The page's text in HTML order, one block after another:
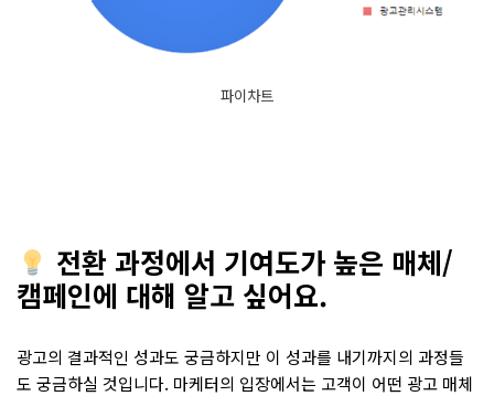
파이차트
전환 과정에서 기여도가 높은 매체/
캠페인에 대해 알고 싶어요.
광고의 결과적인 성과도 궁금하지만 이 성과를 내기까지의 과정들
도 궁금하실 것입니다. 마케터의 입장에서는 고객이 어떤 광고 매체